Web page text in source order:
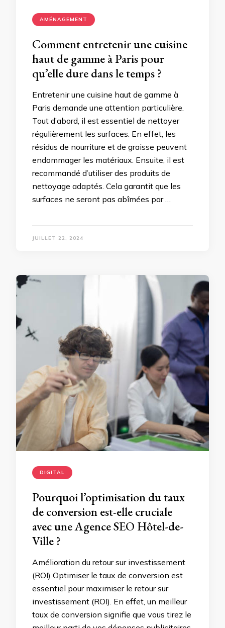
AMÉNAGEMENT
Comment entretenir une cuisine
haut de gamme à Paris pour
qu’elle dure dans le temps ?
Entretenir une cuisine haut de gamme à
Paris demande une attention particulière.
Tout d’abord, il est essentiel de nettoyer
régulièrement les surfaces. En effet, les
résidus de nourriture et de graisse peuvent
endommager les matériaux. Ensuite, il est
recommandé d’utiliser des produits de
nettoyage adaptés. Cela garantit que les
surfaces ne seront pas abîmées par …
JUILLET 22, 2024
DIGITAL
Pourquoi l’optimisation du taux
de conversion est-elle cruciale
avec une Agence SEO Hôtel-de-
Ville ?
Amélioration du retour sur investissement
(ROI) Optimiser le taux de conversion est
essentiel pour maximiser le retour sur
investissement (ROI). En effet, un meilleur
taux de conversion signifie que vous tirez le